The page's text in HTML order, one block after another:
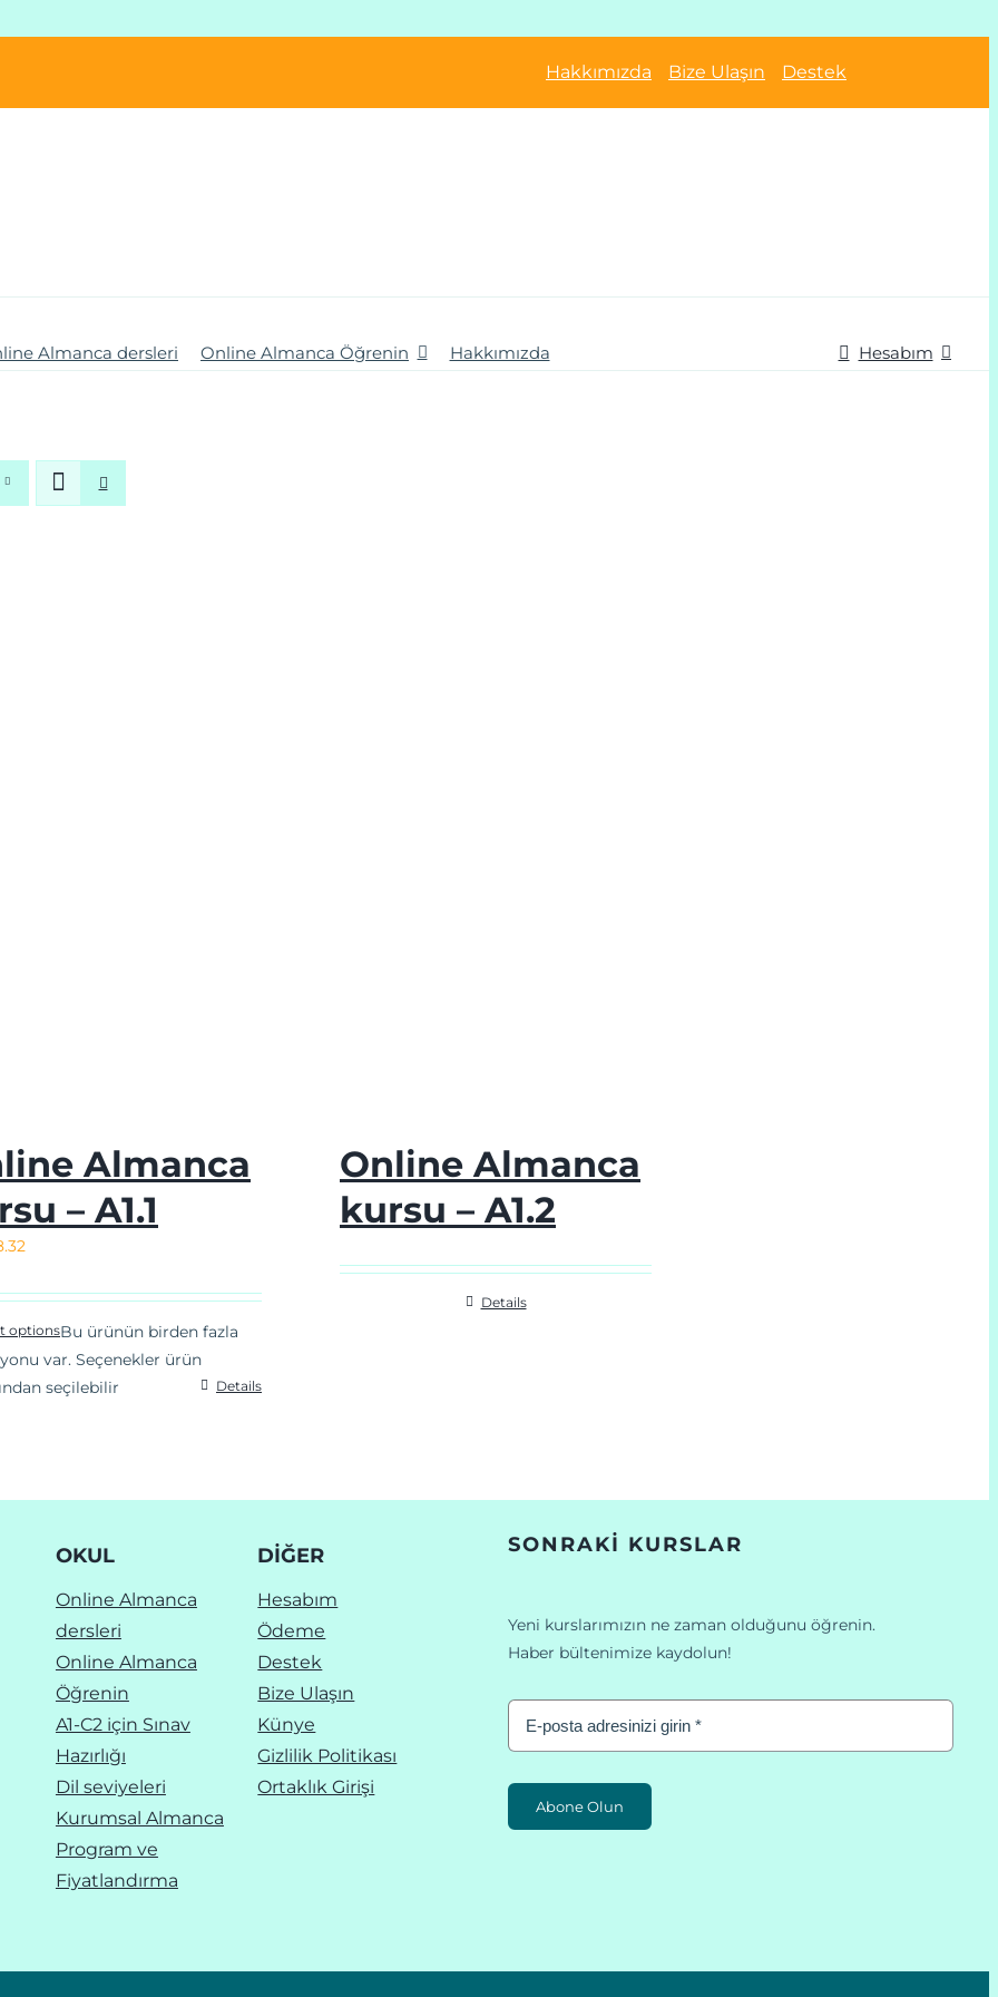
Hakkımızda Bize Ulaşın Destek
Almanca dersleri Online Almanca Öğrenin Hakkımızda Hesabım
Almanca
– A1.1
optionsBu ürünün birden fazla
var. Seçenekler ürün
seçilebilir
Details
Online Almanca
kursu – A1.2
Details
OKUL
Online Almanca
dersleri
Online Almanca
Öğrenin
A1-C2 için Sınav
Hazırlığı
Dil seviyeleri
Kurumsal Almanca
Program ve
Fiyatlandırma
DIĞER
Hesabım
Ödeme
Destek
Bize Ulaşın
Künye
Gizlilik Politikası
Ortaklık Girişi
SONRAKI KURSLAR
Yeni kurslarımızın ne zaman olduğunu öğrenin.
Haber bültenimize kaydolun!
Abone Olun